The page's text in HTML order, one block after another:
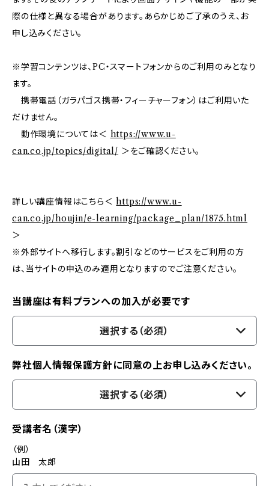
際の仕様と異なる場合があります。あらかじめご了承のうえ、お
申し込みください。
※学習コンテンツは、PC・スマートフォンからのご利用のみとなり
ます。
携帯電話（ガラパゴス携帯・フィーチャーフォン）はご利用いた
だけません。
動作環境については＜ https://www.u-
can.co.jp/topics/digital/ ＞をご確認ください。
詳しい講座情報はこちら＜https://www.u-
can.co.jp/houjin/e-learning/package_plan/1875.html
＞
※外部サイトへ移行します。割引などのサービスをご利用の方
は、当サイトの申込のみ適用となりますのでご注意ください。
当講座は有料プランへの加入が必要です
選択する（必須）
弊社個人情報保護方針に同意の上お申し込みください。
選択する（必須）
受講者名（漢字）
（例）
山田 太郎